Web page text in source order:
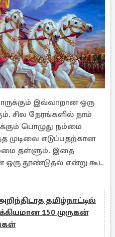
இவ்வாறான ஒரு
சில நேரங்களில் நாம்
பொழுது நம்மை
முடிவை எடுப்பதற்கான
தள்ளும். இதை
தூண்டுதல் என்று கூட
தமிழ்நாட்டில்
150 முருகன்